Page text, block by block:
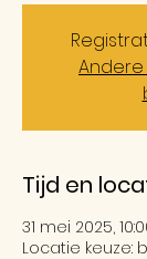
Tijd en
31 mei 2025,
Locatie keuze: